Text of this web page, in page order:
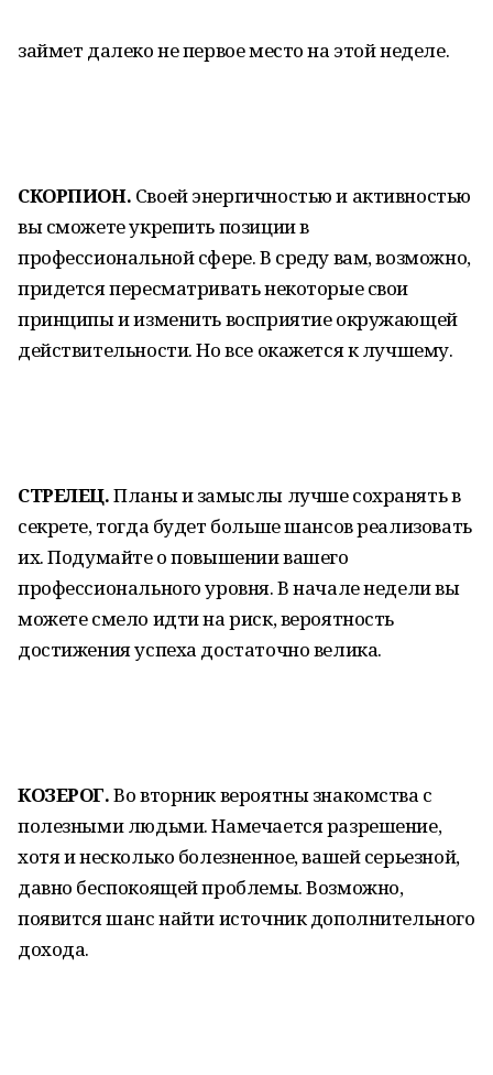
займет далеко не первое место на этой неделе.
СКОРПИОН. Своей энергичностью и активностью
вы сможете укрепить позиции в
профессиональной сфере. В среду вам, возможно,
придется пересматривать некоторые свои
принципы и изменить восприятие окружающей
действительности. Но все окажется к лучшему.
СТРЕЛЕЦ.Планы и замыслы лучше сохранять в
секрете, тогда будет больше шансов реализовать
их. Подумайте о повышении вашего
профессионального уровня. В начале недели вы
можете смело идти на риск, вероятность
достижения успеха достаточно велика.
КОЗЕРОГ.Во вторник вероятны знакомства с
полезными людьми. Намечается разрешение,
хотя и несколько болезненное, вашей серьезной,
давно беспокоящей проблемы. Возможно,
появится шанс найти источник дополнительного
дохода.